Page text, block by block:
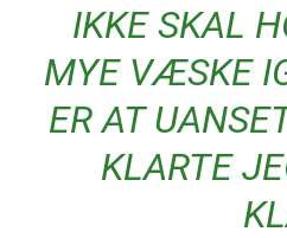
IKKE SKAL
MYE VÆSKE
ER AT
KLARTE